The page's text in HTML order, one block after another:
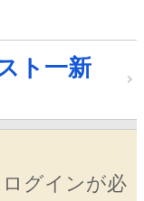
ト一新
グインが必